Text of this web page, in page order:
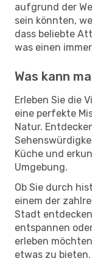
aufgrund der
sein könnten,
dass beliebte
was einen
Was kann
Erleben Sie die
eine perfekte
Natur.
Küche und
Umgebung.
Ob Sie durch
einem der
Stadt
entspannen
erleben
etwas zu bieten.